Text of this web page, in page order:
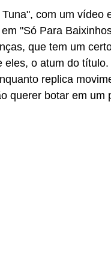
com um vídeo
"Só Para
que tem um
o atum do título.
replica
querer botar em um